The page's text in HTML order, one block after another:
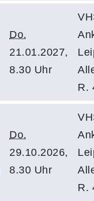
Do.
21.01.2027,
8.30 Uhr
R.
Do.
29.10.2026,
8.30 Uhr
R.